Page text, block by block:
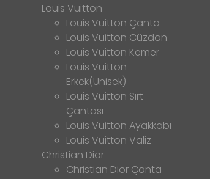
Louis Vuitton
Louis Vuitton Çanta
Louis Vuitton Cüzdan
Louis Vuitton Kemer
Louis Vuitton
Erkek(Unisek)
Louis Vuitton Sırt
Çantası
Louis Vuitton Ayakkabı
Louis Vuitton Valiz
Christian Dior
Christian Dior Çanta